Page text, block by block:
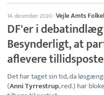
14. december 2020·Vejle Amts
DF'er i
Besynderligt, at
aflevere
Det har taget sin tid, da
(Anni Tyrrestrup, red.) har